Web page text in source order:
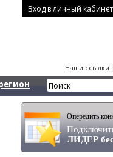
Вход в личный кабинет
Наши ссылки
Опередить
ЛИДЕР